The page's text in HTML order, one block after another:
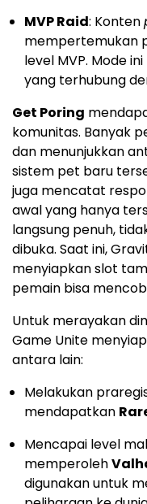
MVP Raid: Konten
mempertemukan
level MVP. Mode
yang terhubung
Get Poring
komunitas. Banyak
dan menunjukkan
sistem pet baru
juga mencatat
awal yang hanya
langsung penuh,
dibuka. Saat ini,
menyiapkan slot
pemain bisa
Untuk merayakan
Game Unite
antara lain:
Melakukan
mendapatkan
Mencapai level
memperoleh
digunakan untuk